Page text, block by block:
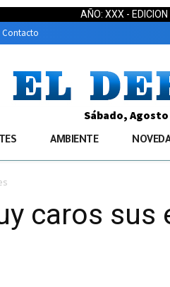
AÑO: XXX - EDICION
Contacto
Sábado, Agosto
AMBIENTE
caros sus